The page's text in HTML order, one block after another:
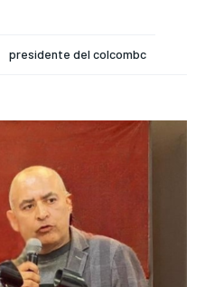
presidente del colcombc